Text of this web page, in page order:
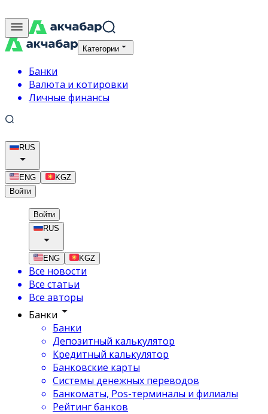
Категории
Банки
Валюта и котировки
Личные финансы
RUS
ENG
KGZ
Войти
Войти
RUS
ENG KGZ
Все новости
Все статьи
Все авторы
Банки
Банки
Депозитный калькулятор
Кредитный калькулятор
Банковские карты
Системы денежных переводов
Банкоматы, Pos-терминалы и филиалы
Рейтинг банков